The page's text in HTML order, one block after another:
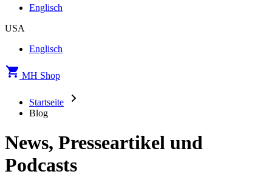
Englisch
USA
Englisch
MH Shop
Startseite
Blog
News, Presseartikel und
Podcasts